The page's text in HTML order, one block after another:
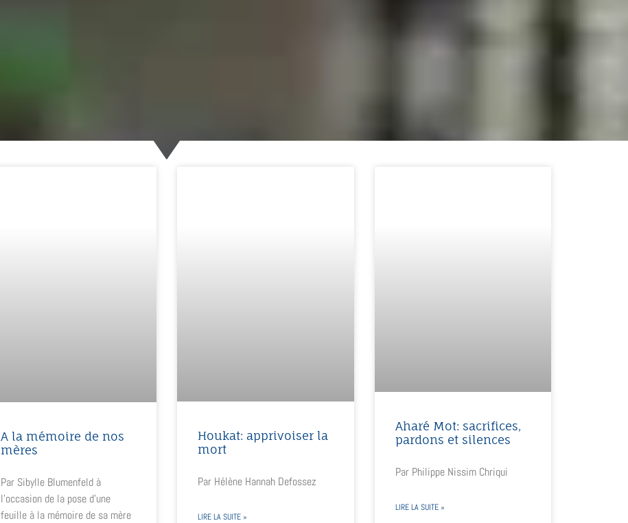
A la mémoire de nos
mères
Par Sibylle Blumenfeld à
l’occasion de la pose d’une
feuille à la mémoire de sa mère
Houkat: apprivoiser la
mort
Par Hélène Hannah Defossez
LIRE LA SUITE »
Aharé Mot: sacrifices,
pardons et silences
Par Philippe Nissim Chriqui
LIRE LA SUITE »